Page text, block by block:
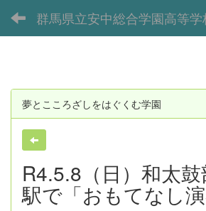
群馬県立安中総合学園高等学
夢とこころざしをはぐくむ学園
R4.5.8（日）和太
駅で「おもてなし演